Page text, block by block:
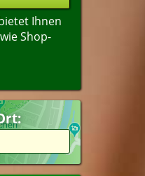
Ihnen
Shop-